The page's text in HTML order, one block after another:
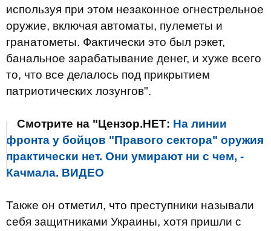
используя при этом незаконное огнестрельное
оружие, включая автоматы, пулеметы и
гранатометы. Фактически это был рэкет,
банальное зарабатывание денег, и хуже всего
то, что все делалось под прикрытием
патриотических лозунгов".
Смотрите на "Цензор.НЕТ: На линии
фронта у бойцов "Правого сектора" оружия
практически нет. Они умирают ни с чем, -
Качмала. ВИДЕО
Также он отметил, что преступники называли
себя защитниками Украины, хотя пришли с